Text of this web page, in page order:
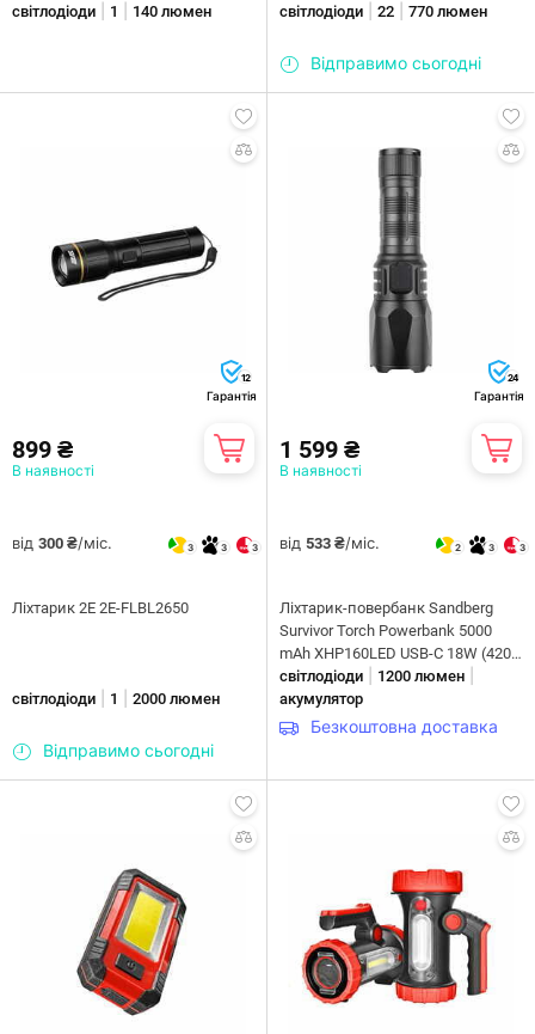
світлодіоди 1 140 люмен
5V60W)
світлодіоди 22 770 люмен
Відправимо сьогодні
12
Гарантія
899 ₴
В наявності
від 300 ₴/міс. 3 3 3
Ліхтарик 2E 2E-FLBL2650
світлодіоди 1 2000 люмен
Відправимо сьогодні
24
Гарантія
1 599 ₴
В наявності
від 533 ₴/міс. 2 3 3
Ліхтарик-повербанк Sandberg
Survivor Torch Powerbank 5000
mAh XHP160LED USB-C 18W (420-
89)
світлодіоди 1200 люмен
акумулятор
Безкоштовна доставка